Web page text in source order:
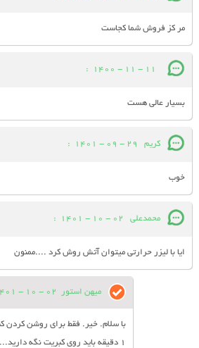
مر کز فروش شما کجاست
11 - 11 - 1400
:
بسیار عالی هست
کریم 29 - 09 - 1401
:
خوب
محمدعلی 02 - 10 - 1401
:
ایا با لیزر حرارتی میتوان آتش روش کرد ....ممنون
میهن استور 02 - 10 - 1401
با سلام. خیر. فقط برای روشن کردن
1 دقیقه باید روی کبریت نگه دارید...